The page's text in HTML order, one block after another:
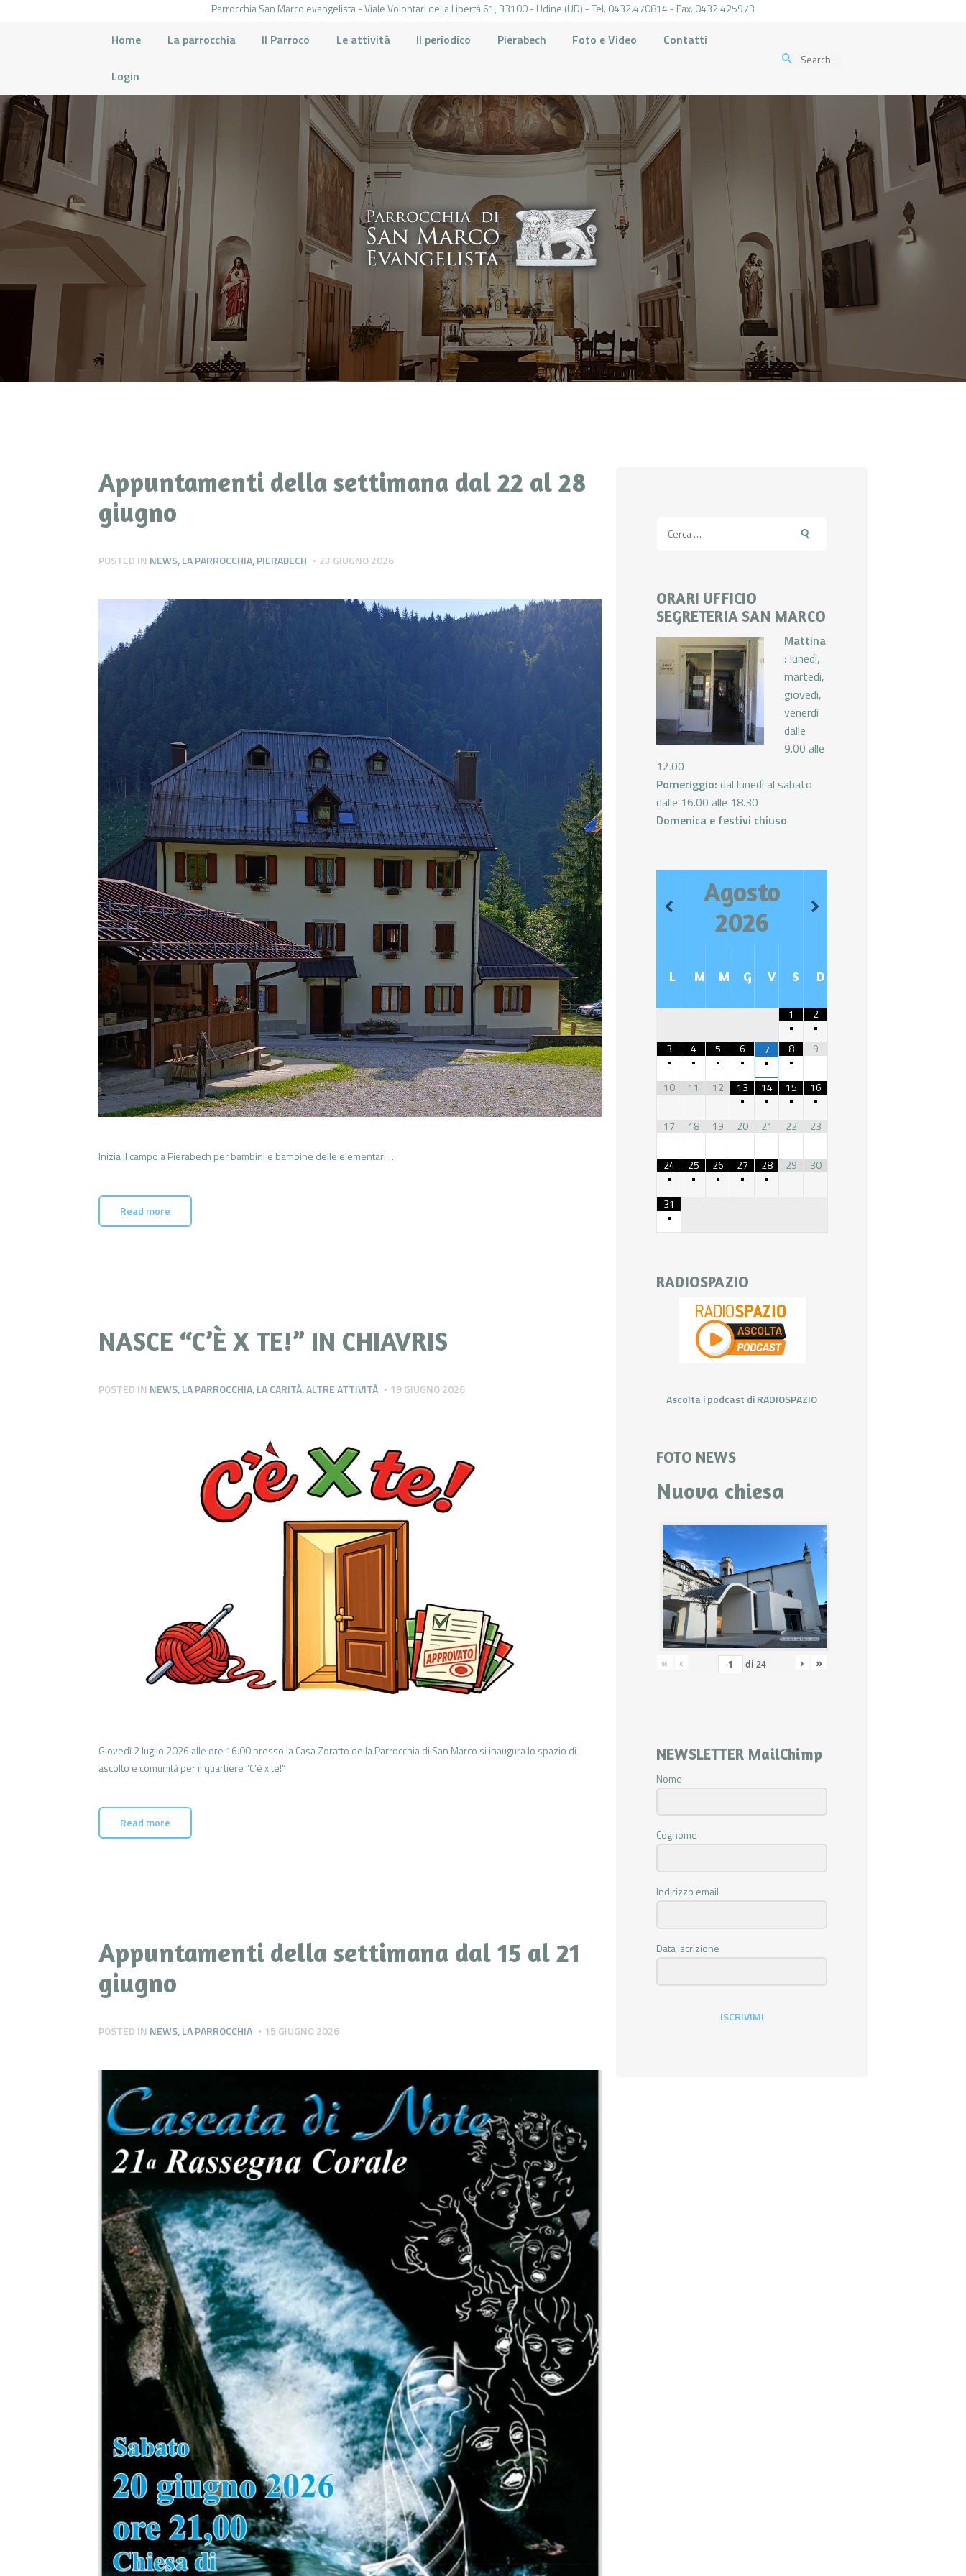
Parrocchia San Marco evangelista - Viale Volontari della Libertá 61, 33100 - Udine (UD) - Tel. 0432.470814 - Fax. 0432.425973
Home La parrocchia Il Parroco Le attività Il periodico Pierabech Foto e Video Contatti
Login
HOME
LA PARROCCHIA
IL PARROCO
LE ATTIVITÀ
IL PERIODICO
PIERABECH
FOTO E VIDEO
CONTATTI
Appuntamenti della settimana dal 22 al 28
giugno
POSTED IN NEWS,LA PARROCCHIA,PIERABECH 23 GIUGNO 2026
Inizia il campo a Pierabech per bambini e bambine delle elementari….
Read more
NASCE “C’È X TE!” IN CHIAVRIS
POSTED IN NEWS,LA PARROCCHIA,LA CARITÀ,ALTRE ATTIVITÀ 19 GIUGNO 2026
Giovedì 2 luglio 2026 alle ore 16.00 presso la Casa Zoratto della Parrocchia di San Marco si inaugura lo spazio di
ascolto e comunità per il quartiere “C’è x te!”
Read more
Appuntamenti della settimana dal 15 al 21
giugno
POSTED IN NEWS,LA PARROCCHIA 15 GIUGNO 2026
per:
ORARI UFFICIO
SEGRETERIA SAN MARCO
Mattina
: lunedì,
martedì,
giovedì,
venerdì
dalle
9.00 alle
12.00
Pomeriggio: dal lunedì al sabato
dalle 16.00 alle 18.30
Domenica e festivi chiuso
Agosto
2026
L M M G V S D
1
•
2
•
3
•
4
•
5
•
6
•
7
•
8
•
9
10 11 12
13
•
14
•
15
•
16
•
17
18 19 20 21 22 23
24
•
25
•
26
•
27
•
28
•
29 30
31
•
RADIOSPAZIO
Ascolta i podcast di RADIOSPAZIO
FOTO NEWS
Nuova chiesa
« ‹ di 24 › »
NEWSLETTER MailChimp
Nome
Cognome
Indirizzo email
Data iscrizione
ISCRIVIMI